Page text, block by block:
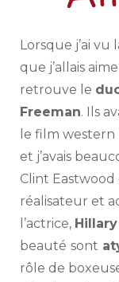
Lorsque j’ai vu
que j’allais
retrouve le
Freeman. Ils
le film western
et j’avais
Clint Eastwood
réalisateur et
l’actrice,
beauté sont
rôle de